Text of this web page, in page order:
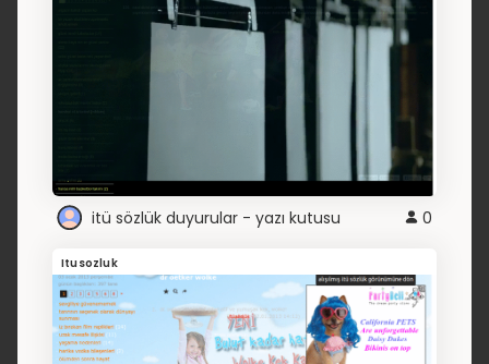
itü sözlük duyurular - yazı kutusu 0
Itusozluk